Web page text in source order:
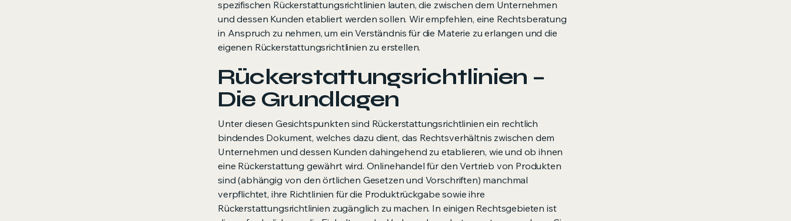
spezifischen Rückerstattungsrichtlinien lauten, die zwischen dem Unternehmen
und dessen Kunden etabliert werden sollen. Wir empfehlen, eine Rechtsberatung
in Anspruch zu nehmen, um ein Verständnis für die Materie zu erlangen und die
eigenen Rückerstattungsrichtlinien zu erstellen.
Rückerstattungsrichtlinien –
Die Grundlagen
Unter diesen Gesichtspunkten sind Rückerstattungsrichtlinien ein rechtlich
bindendes Dokument, welches dazu dient, das Rechtsverhältnis zwischen dem
Unternehmen und dessen Kunden dahingehend zu etablieren, wie und ob ihnen
eine Rückerstattung gewährt wird. Onlinehandel für den Vertrieb von Produkten
sind (abhängig von den örtlichen Gesetzen und Vorschriften) manchmal
verpflichtet, ihre Richtlinien für die Produktrückgabe sowie ihre
Rückerstattungsrichtlinien zugänglich zu machen. In einigen Rechtsgebieten ist